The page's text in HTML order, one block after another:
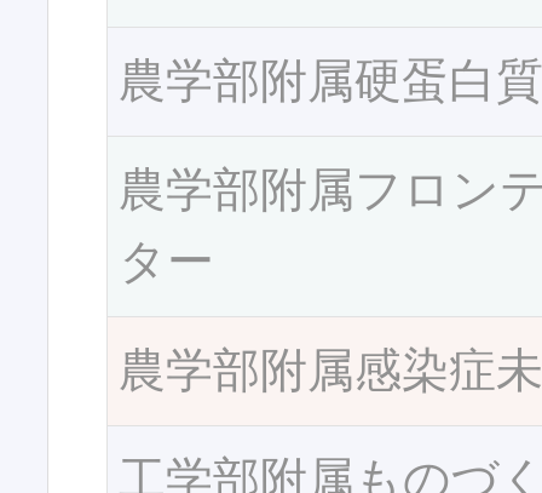
農学部附属硬蛋白
農学部附属フロン
ター
農学部附属感染症
工学部附属ものづ